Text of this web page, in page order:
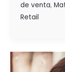
de venta,
Retail
EL
VALOR